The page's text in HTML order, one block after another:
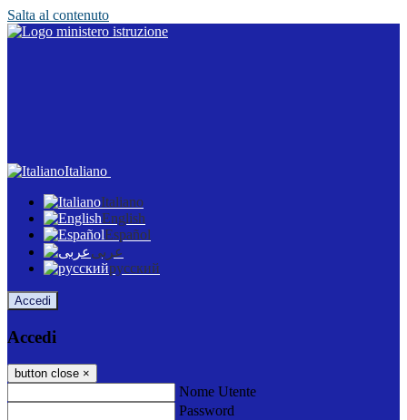
Salta al contenuto
Italiano
Italiano
English
Español
عربى
русский
Accedi
Accedi
button close ×
Nome Utente
Password